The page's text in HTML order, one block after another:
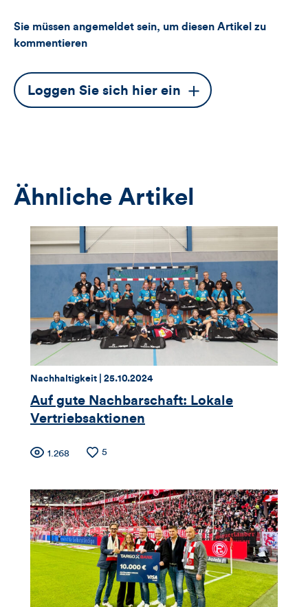
Sie müssen angemeldet sein, um diesen Artikel zu
kommentieren
Dieser
Button
Loggen Sie sich hier ein
Ähnliche Artikel
Thema:
Nachhaltigkeit | Datum:
25.10.2024
Auf gute Nachbarschaft: Lokale
Vertriebsaktionen
Zähler
für
Views,
Likes
und
Anzahl
1.268
Anzahl
5